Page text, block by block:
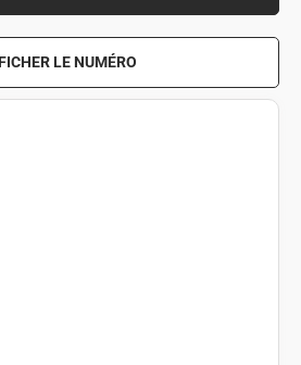
LE NUMÉRO